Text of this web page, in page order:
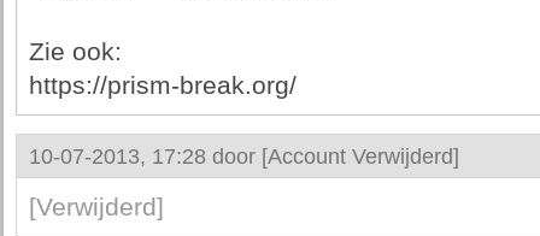
Zie ook:
https://prism-break.org/
10-07-2013, 17:28 door [Account Verwijderd]
[Verwijderd]